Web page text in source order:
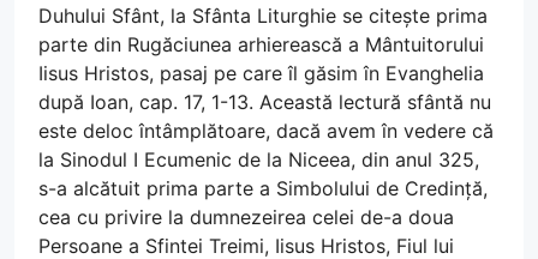
Duhului Sfânt, la Sfânta Liturghie se citește prima
parte din Rugăciunea arhierească a Mântuitorului
Iisus Hristos, pasaj pe care îl găsim în Evanghelia
după Ioan, cap. 17, 1-13. Această lectură sfântă nu
este deloc întâmplătoare, dacă avem în vedere că
la Sinodul I Ecumenic de la Niceea, din anul 325,
s-a alcătuit prima parte a Simbolului de Credință,
cea cu privire la dumnezeirea celei de-a doua
Persoane a Sfintei Treimi, Iisus Hristos, Fiul lui